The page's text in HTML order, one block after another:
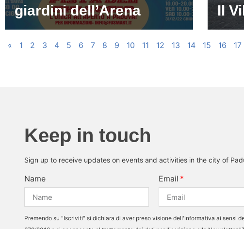
giardini dell’Arena
Il
« 1 2 3 4 5 6 7 8 9 10 11 12 13 14 15 16 17
Keep in touch
Sign up to receive updates on events and activities in the city of
Name Email
Premendo su "Iscriviti" si dichiara di aver preso visione dell'informativa ai sensi